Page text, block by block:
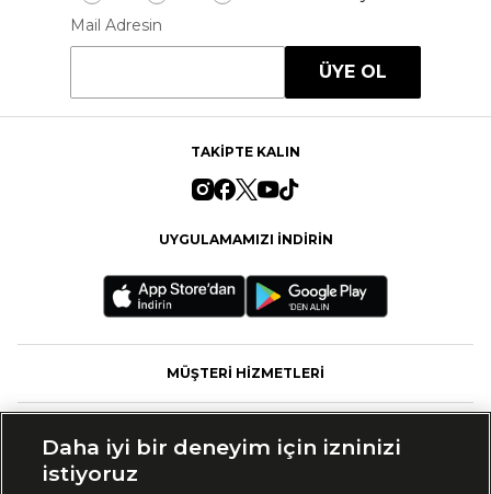
Mail Adresin
ÜYE OL
TAKİPTE KALIN
UYGULAMAMIZI İNDİRİN
MÜŞTERİ HİZMETLERİ
Daha iyi bir deneyim için izninizi
istiyoruz